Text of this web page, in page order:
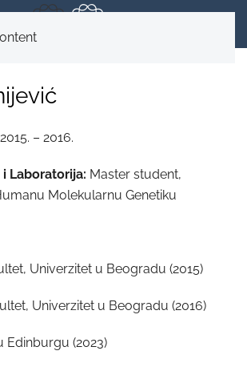
2015. – 2016.
i Laboratorija: Master student,
Molekularnu Genetiku
Univerzitet u Beogradu (2015)
Univerzitet u Beogradu (2016)
Edinburgu (2023)